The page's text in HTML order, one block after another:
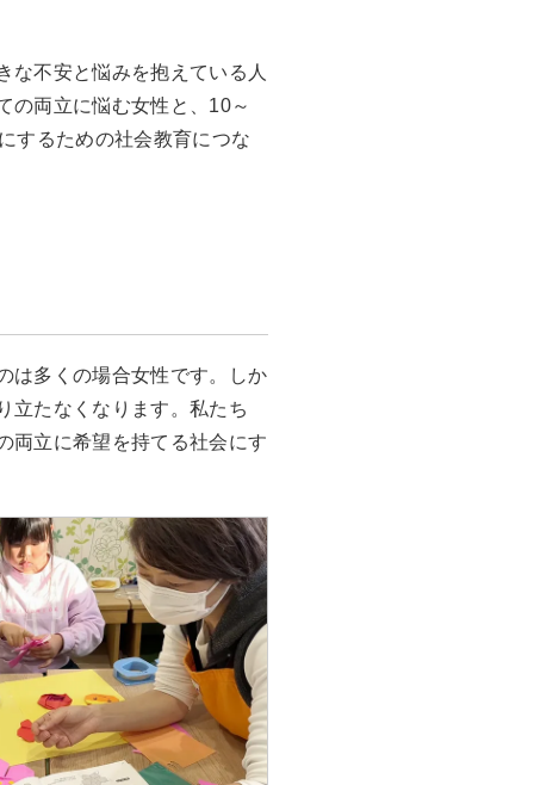
な不安と悩みを抱えている人
の両立に悩む女性と、10～
するための社会教育につな
は多くの場合女性です。しか
立たなくなります。私たち
両立に希望を持てる社会にす